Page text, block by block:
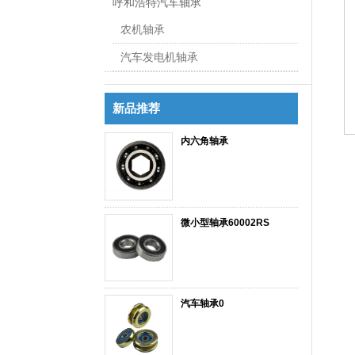
农机轴承
汽车发电机轴承
新品推荐
内六角轴承
微小型轴承60002RS
汽车轴承0